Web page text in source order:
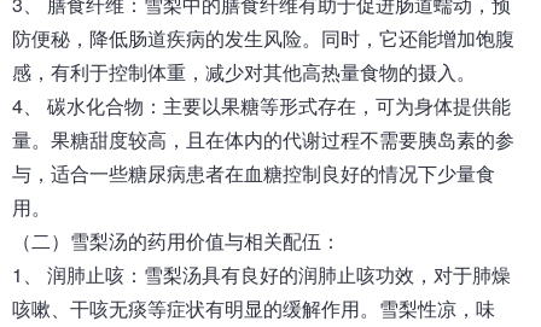
防便秘，降低肠道疾病的发生风险。同时，它还能增加饱腹
感，有利于控制体重，减少对其他高热量食物的摄入。
4、 碳水化合物：主要以果糖等形式存在，可为身体提供能
量。果糖甜度较高，且在体内的代谢过程不需要胰岛素的参
与，适合一些糖尿病患者在血糖控制良好的情况下少量食
用。
（二）雪梨汤的药用价值与相关配伍：
1、 润肺止咳：雪梨汤具有良好的润肺止咳功效，对于肺燥
咳嗽、干咳无痰等症状有明显的缓解作用。雪梨性凉，味